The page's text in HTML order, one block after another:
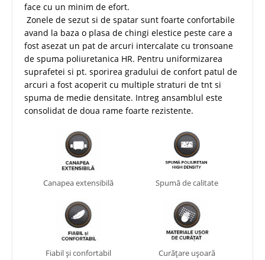
face cu un minim de efort.
Zonele de sezut si de spatar sunt foarte confortabile
avand la baza o plasa de chingi elestice peste care a
fost asezat un pat de arcuri intercalate cu tronsoane
de spuma poliuretanica HR. Pentru uniformizarea
suprafetei si pt. sporirea gradului de confort patul de
arcuri a fost acoperit cu multiple straturi de tnt si
spuma de medie densitate. Intreg ansamblul este
consolidat de doua rame foarte rezistente.
Canapea extensibilă Spumă de calitate
Fiabil și confortabil Curățare ușoară